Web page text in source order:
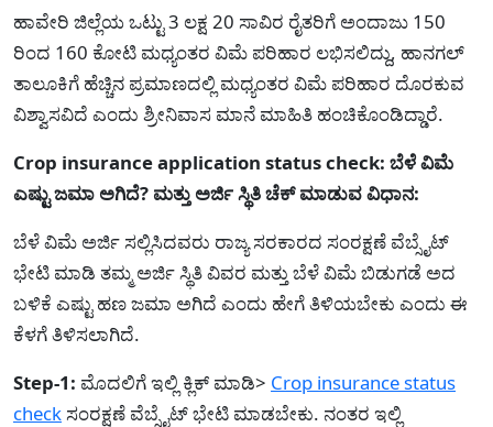
ಹಾವೇರಿ ಜಿಲ್ಲೆಯ ಒಟ್ಟು 3 ಲಕ್ಷ 20 ಸಾವಿರ ರೈತರಿಗೆ ಅಂದಾಜು 150
ರಿಂದ 160 ಕೋಟಿ ಮಧ್ಯಂತರ ವಿಮೆ ಪರಿಹಾರ ಲಭಿಸಲಿದ್ದು, ಹಾನಗಲ್
ತಾಲೂಕಿಗೆ ಹೆಚ್ಚಿನ ಪ್ರಮಾಣದಲ್ಲಿ ಮಧ್ಯಂತರ ವಿಮೆ ಪರಿಹಾರ ದೊರಕುವ
ವಿಶ್ವಾಸವಿದೆ ಎಂದು ಶ್ರೀನಿವಾಸ ಮಾನೆ ಮಾಹಿತಿ ಹಂಚಿಕೊಂಡಿದ್ಡಾರೆ.
Crop insurance application status check: ಬೆಳೆ ವಿಮೆ
ಎಷ್ಟು ಜಮಾ ಅಗಿದೆ? ಮತ್ತು ಅರ್ಜಿ ಸ್ಥಿತಿ ಚೆಕ್ ಮಾಡುವ ವಿಧಾನ:
ಬೆಳೆ ವಿಮೆ ಅರ್ಜಿ ಸಲ್ಲಿಸಿದವರು ರಾಜ್ಯ ಸರಕಾರದ ಸಂರಕ್ಷಣೆ ವೆಬ್ಸೈಟ್
ಭೇಟಿ ಮಾಡಿ ತಮ್ಮ ಅರ್ಜಿ ಸ್ಥಿತಿ ವಿವರ ಮತ್ತು ಬೆಳೆ ವಿಮೆ ಬಿಡುಗಡೆ ಅದ
ಬಳಿಕೆ ಎಷ್ಟು ಹಣ ಜಮಾ ಅಗಿದೆ ಎಂದು ಹೇಗೆ ತಿಳಿಯಬೇಕು ಎಂದು ಈ
ಕೆಳಗೆ ತಿಳಿಸಲಾಗಿದೆ.
Step-1: ಮೊದಲಿಗೆ ಇಲ್ಲಿ ಕ್ಲಿಕ್ ಮಾಡಿ> Crop insurance status
check ಸಂರಕ್ಷಣೆ ವೆಬ್ಸೈಟ್ ಭೇಟಿ ಮಾಡಬೇಕು. ನಂತರ ಇಲ್ಲಿ